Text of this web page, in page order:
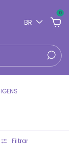
BR
0
Filtrar